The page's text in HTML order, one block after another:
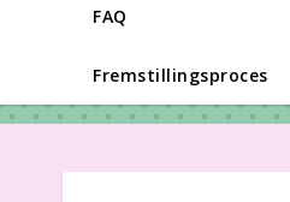
FAQ
Fremstillingsproces